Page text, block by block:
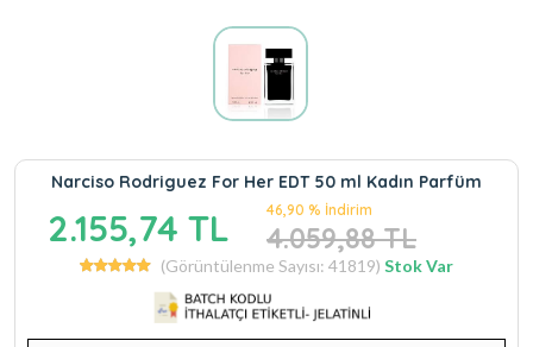
Narciso Rodriguez For Her EDT 50 ml Kadın Parfüm
2.155,74 TL 46,90 % İndirim
4.059,88 TL
(Görüntülenme Sayısı: 41819) Stok Var